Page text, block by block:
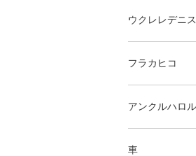
ウクレレデニス
フラカヒコ
アンクルハロ
車